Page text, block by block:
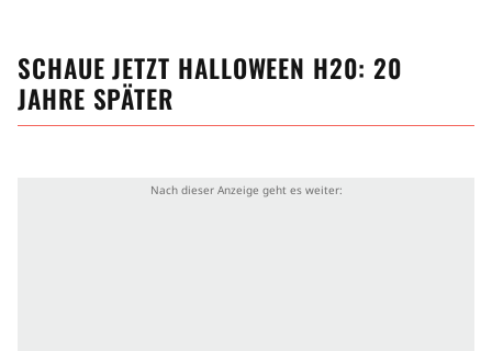
SCHAUE JETZT HALLOWEEN H20: 20
JAHRE SPÄTER